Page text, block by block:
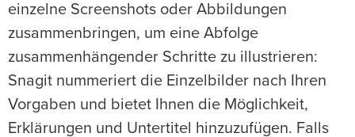
einzelne Screenshots oder Abbildungen
zusammenbringen, um eine Abfolge
zusammenhängender Schritte zu illustrieren:
Snagit nummeriert die Einzelbilder nach Ihren
Vorgaben und bietet Ihnen die Möglichkeit,
Erklärungen und Untertitel hinzuzufügen. Falls